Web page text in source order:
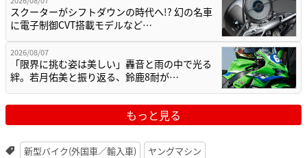
スクーターがシフトダウンの時代へ!? 幻の名車
に電子制御CVT搭載モデルなど…
2026/08/07
「限界に挑む姿は美しい」轟音と雨の中で光る
絆。若月佑美と振り返る、鈴鹿8耐が…
もっと見る
新型バイク(外国車／輸入車)
ヤングマシン